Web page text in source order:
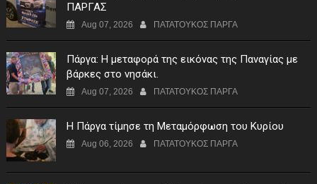
ΠΑΡΓΑΣ
Aug 07, 2026 ΠΑΤΑΤΟΥΚΟΣ ΠΑΡΓΑ
Πάργα: Η μεταφορά της εικόνας της Παναγίας με
βάρκες στο νησάκι.
Aug 07, 2026 ΠΑΤΑΤΟΥΚΟΣ ΠΑΡΓΑ
Η Πάργα τίμησε τη Μεταμόρφωση του Κυρίου
Aug 06, 2026 ΠΑΤΑΤΟΥΚΟΣ ΠΑΡΓΑ